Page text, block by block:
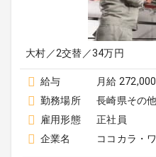
大村／2交替／34万円
給与
月給
勤務場所
長崎県その
雇用形態
正社員
企業名
ココカラ・